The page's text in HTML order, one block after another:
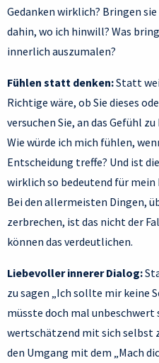
Gedanken wirklich? Bringen
dahin, wo ich hinwill? Was
innerlich auszumalen?
Fühlen statt denken:Statt
Richtige wäre, ob Sie dieses
versuchen Sie, an das Gefühl
Wie würde ich mich fühlen,
Entscheidung treffe? Und ist
wirklich so bedeutend für mein
Bei den allermeisten Dingen,
zerbrechen, ist das nicht der
können das verdeutlichen.
Liebevoller innerer Dialog:
zu sagen „Ich sollte mir keine
müsste doch mal unbeschwert
wertschätzend mit sich selbst
den Umgang mit dem „Mach